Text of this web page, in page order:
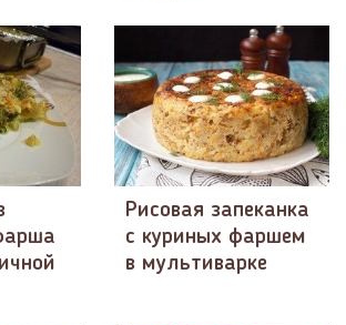
Рисовая запеканка
с куриных фаршем
в мультиварке